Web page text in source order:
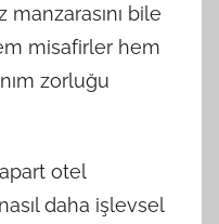
bile
misafirler hem
zorluğu
apart otel
daha işlevsel